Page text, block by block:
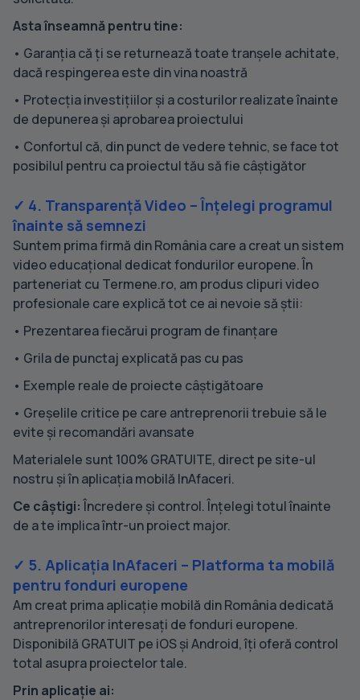
Asta înseamnă pentru tine:
• Garanția că ți se returnează toate tranșele achitate,
dacă respingerea este din vina noastră
• Protecția investițiilor și a costurilor realizate înainte
de depunerea și aprobarea proiectului
• Confortul că, din punct de vedere tehnic, se face tot
posibilul pentru ca proiectul tău să fie câștigător
✓ 4. Transparență Video – Înțelegi programul
înainte să semnezi
Suntem prima firmă din România care a creat un sistem
video educațional dedicat fondurilor europene. În
parteneriat cu Termene.ro, am produs clipuri video
profesionale care explică tot ce ai nevoie să știi:
• Prezentarea fiecărui program de finanțare
• Grila de punctaj explicată pas cu pas
• Exemple reale de proiecte câștigătoare
• Greșelile critice pe care antreprenorii trebuie să le
evite și recomandări avansate
Materialele sunt 100% GRATUITE, direct pe site-ul
nostru și în aplicația mobilă InAfaceri.
Ce câștigi:Încredere și control. Înțelegi totul înainte
de a te implica într-un proiect major.
✓ 5. Aplicația InAfaceri – Platforma ta mobilă
pentru fonduri europene
Am creat prima aplicație mobilă din România dedicată
antreprenorilor interesați de fonduri europene.
Disponibilă GRATUIT pe iOS și Android, îți oferă control
total asupra proiectelor tale.
Prin aplicație ai: